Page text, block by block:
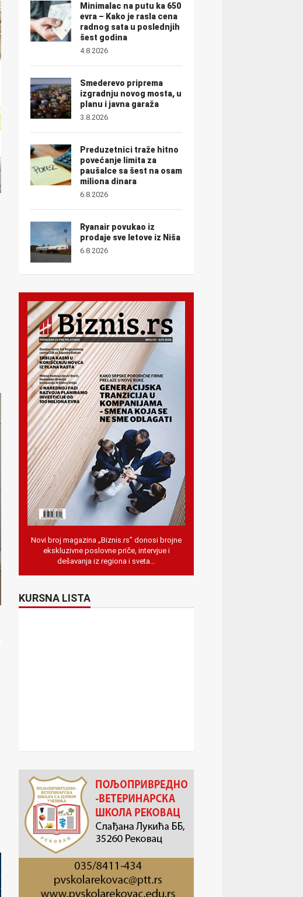
Minimalac na putu ka 650
evra – Kako je rasla cena
radnog sata u poslednjih
šest godina
4.8.2026
Smederevo priprema
izgradnju novog mosta, u
planu i javna garaža
3.8.2026
Preduzetnici traže hitno
povećanje limita za
paušalce sa šest na osam
miliona dinara
6.8.2026
Ryanair povukao iz
prodaje sve letove iz Niša
6.8.2026
Novi broj magazina „Biznis.rs” donosi brojne
ekskluzivne poslovne priče, intervjue i
dešavanja iz regiona i sveta…
KURSNA LISTA